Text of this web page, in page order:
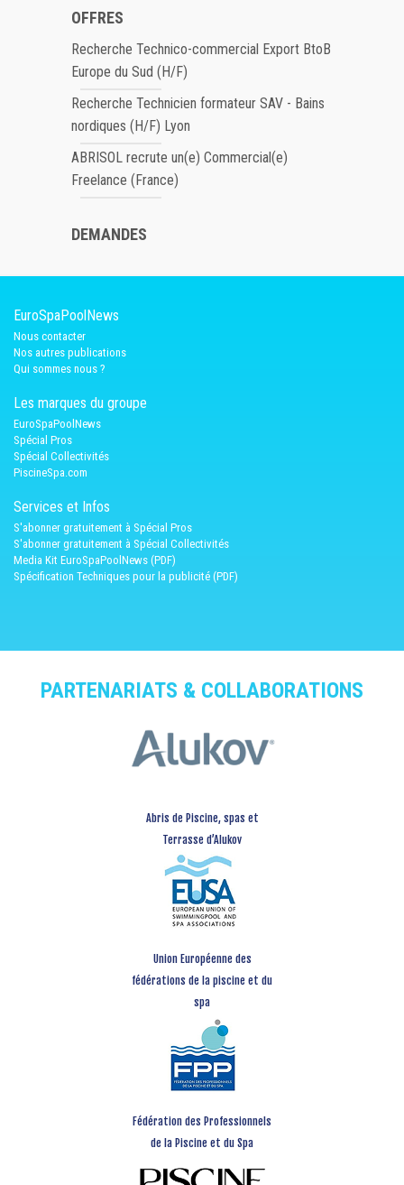
OFFRES
Recherche Technico-commercial Export BtoB
Europe du Sud (H/F)
Recherche Technicien formateur SAV - Bains
nordiques (H/F) Lyon
ABRISOL recrute un(e) Commercial(e)
Freelance (France)
DEMANDES
EuroSpaPoolNews
Nous contacter
Nos autres publications
Qui sommes nous ?
Les marques du groupe
EuroSpaPoolNews
Spécial Pros
Spécial Collectivités
PiscineSpa.com
Services et Infos
S'abonner gratuitement à Spécial Pros
S'abonner gratuitement à Spécial Collectivités
Media Kit EuroSpaPoolNews (PDF)
Spécification Techniques pour la publicité (PDF)
PARTENARIATS & COLLABORATIONS
Abris de Piscine, spas et
Terrasse d’Alukov
Union Européenne des
fédérations de la piscine et du
spa
Fédération des Professionnels
de la Piscine et du Spa